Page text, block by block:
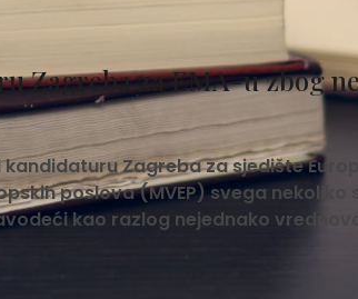
Zagreba za EMA-u zbog
Zagreba za sjedište
poslova (MVEP) svega nekoliko
kao razlog nejednako